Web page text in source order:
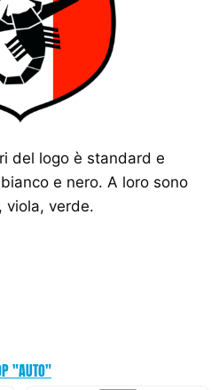
del logo è standard e
e nero. A loro sono
viola, verde.
"AUTO"